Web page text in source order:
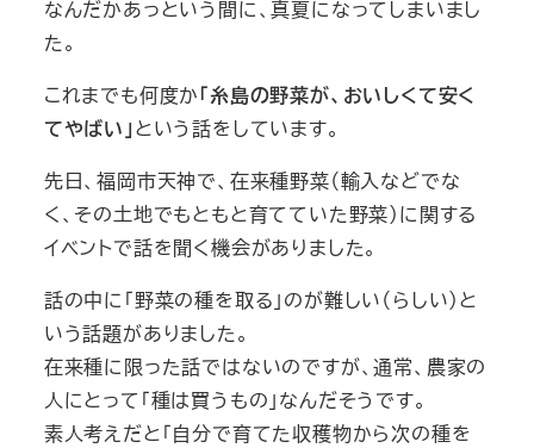
なんだかあっという間に、真夏になってしまいまし
た。
これまでも何度か「糸島の野菜が、おいしくて安く
てやばい」という話をしています。
先日、福岡市天神で、在来種野菜（輸入などでな
く、その土地でもともと育てていた野菜）に関する
イベントで話を聞く機会がありました。
話の中に「野菜の種を取る」のが難しい（らしい）と
いう話題がありました。
在来種に限った話ではないのですが、通常、農家の
人にとって「種は買うもの」なんだそうです。
素人考えだと「自分で育てた収穫物から次の種を